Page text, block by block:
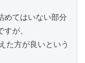
めてはいない部分
が、
た方が良いという